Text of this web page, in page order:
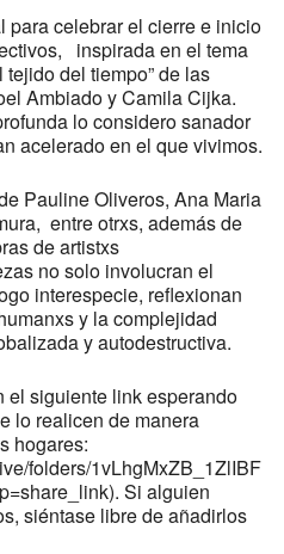
para celebrar el cierre e inicio
inspirada en el tema
del tiempo” de las
Ambiado y Camila Cijka.
lo considero sanador
acelerado en el que vivimos.
Pauline Oliveros, Ana Maria
entre otrxs, además de
de artistxs
no solo involucran el
interespecie, reflexionan
y la complejidad
y autodestructiva.
el siguiente link esperando
lo realicen de manera
hogares:
folders/1vLhgMxZB_1ZlIBF
Si alguien
siéntase libre de añadirlos